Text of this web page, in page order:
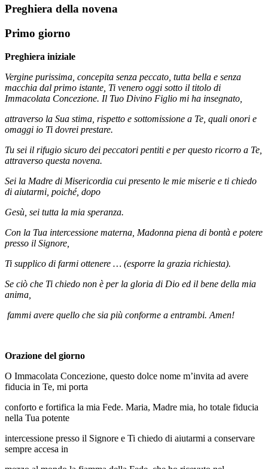
Preghiera della novena
Primo giorno
Preghiera iniziale
Vergine purissima, concepita senza peccato, tutta bella e senza
macchia dal primo istante, Ti venero oggi sotto il titolo di
Immacolata Concezione. Il Tuo Divino Figlio mi ha insegnato,
attraverso la Sua stima, rispetto e sottomissione a Te, quali onori e
omaggi io Ti dovrei prestare.
Tu sei il rifugio sicuro dei peccatori pentiti e per questo ricorro a Te,
attraverso questa novena.
Sei la Madre di Misericordia cui presento le mie miserie e ti chiedo
di aiutarmi, poiché, dopo
Gesù, sei tutta la mia speranza.
Con la Tua intercessione materna, Madonna piena di bontà e potere
presso il Signore,
Ti supplico di farmi ottenere … (esporre la grazia richiesta).
Se ciò che Ti chiedo non è per la gloria di Dio ed il bene della mia
anima,
fammi avere quello che sia più conforme a entrambi. Amen!
Orazione del giorno
O Immacolata Concezione, questo dolce nome m’invita ad avere
fiducia in Te, mi porta
conforto e fortifica la mia Fede. Maria, Madre mia, ho totale fiducia
nella Tua potente
intercessione presso il Signore e Ti chiedo di aiutarmi a conservare
sempre accesa in